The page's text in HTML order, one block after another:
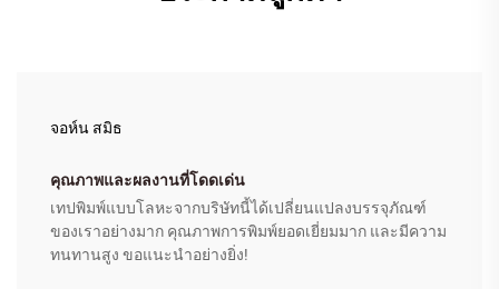
จอห์น สมิธ
คุณภาพและผลงานที่โดดเด่น
เทปพิมพ์แบบโลหะจากบริษัทนี้ได้เปลี่ยนแปลงบรรจุภัณฑ์
ของเราอย่างมาก คุณภาพการพิมพ์ยอดเยี่ยมมาก และมีความ
ทนทานสูง ขอแนะนำอย่างยิ่ง!